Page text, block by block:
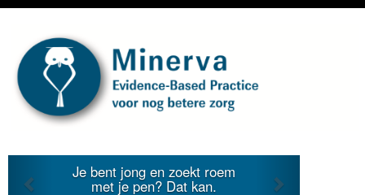
Je bent jong en zoekt roem
met je pen? Dat kan.
Previous